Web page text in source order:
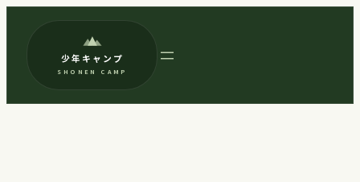
キ
少年キャンプ
SHONEN CAMP